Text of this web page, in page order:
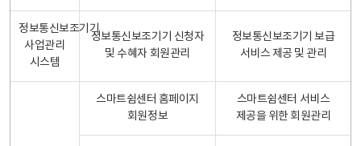
정보통신보조기기
사업관리
시스템
정보통신보조기기 신청자
및 수혜자 회원관리
정보통신보조기기 보급
서비스 제공 및 관리
스마트쉼센터 홈페이지
회원정보
스마트쉼센터 서비스
제공을 위한 회원관리